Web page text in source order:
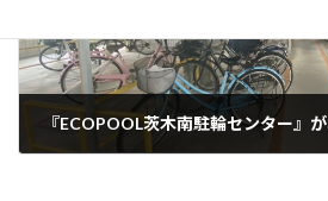
『ECOPOOL茨木南駐輪センター』